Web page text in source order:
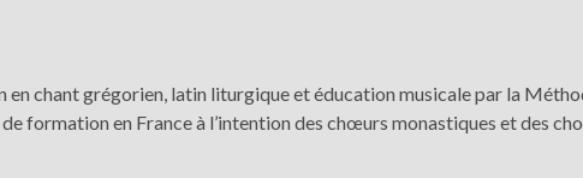
en chant grégorien, latin liturgique et éducation musicale par la
formation en France à l’intention des chœurs monastiques et des